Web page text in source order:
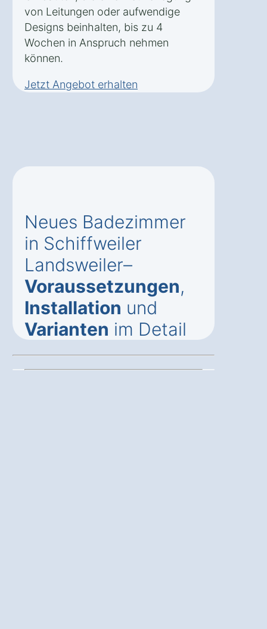
von Leitungen oder aufwendige
Designs beinhalten, bis zu 4
Wochen in Anspruch nehmen
können.
Jetzt Angebot erhalten
Neues Badezimmer
in Schiffweiler
Landsweiler–
Voraussetzungen,
Installation und
Varianten im Detail